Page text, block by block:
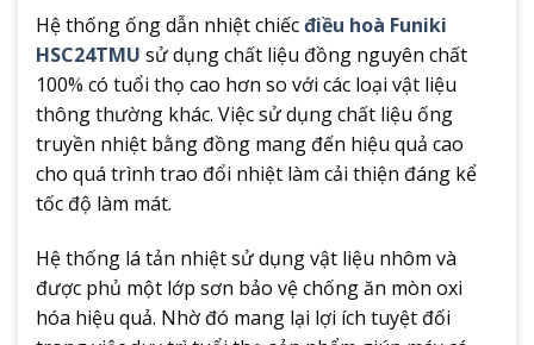
Hệ thống ống dẫn nhiệt chiếcđiều hoà Funiki
HSC24TMU sử dụng chất liệu đồng nguyên chất
100% có tuổi thọ cao hơn so với các loại vật liệu
thông thường khác. Việc sử dụng chất liệu ống
truyền nhiệt bằng đồng mang đến hiệu quả cao
cho quá trình trao đổi nhiệt làm cải thiện đáng kể
tốc độ làm mát.
Hệ thống lá tản nhiệt sử dụng vật liệu nhôm và
được phủ một lớp sơn bảo vệ chống ăn mòn oxi
hóa hiệu quả. Nhờ đó mang lại lợi ích tuyệt đối